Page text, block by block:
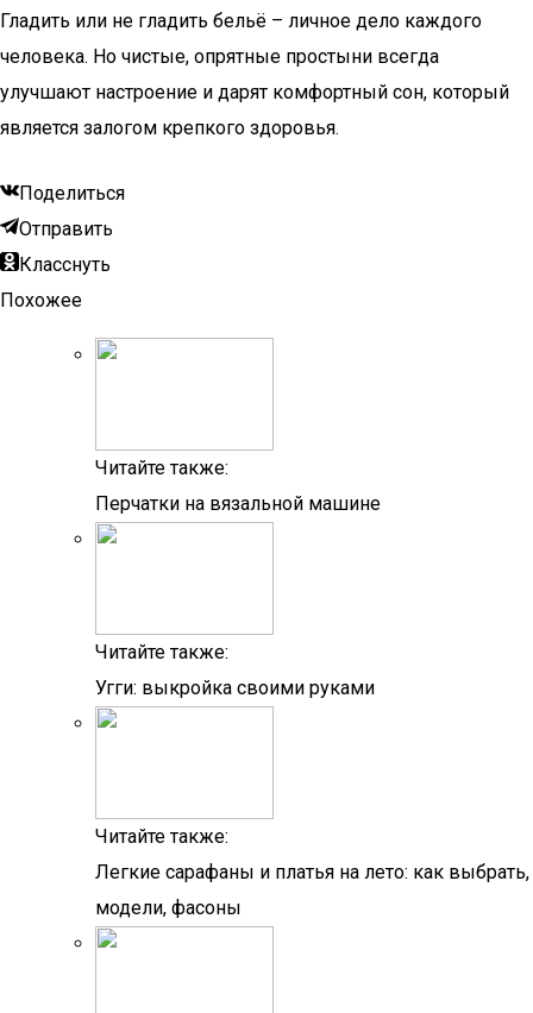
Гладить или не гладить бельё – личное дело каждого
человека. Но чистые, опрятные простыни всегда
улучшают настроение и дарят комфортный сон, который
является залогом крепкого здоровья.
Поделиться
Отправить
Класснуть
Похожее
Читайте также:
Перчатки на вязальной машине
Читайте также:
Угги: выкройка своими руками
Читайте также:
Легкие сарафаны и платья на лето: как выбрать,
модели, фасоны